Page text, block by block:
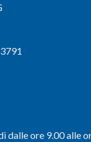
dalle ore 9.00 alle